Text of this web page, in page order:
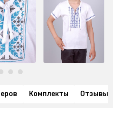
Комплекты Отзывы